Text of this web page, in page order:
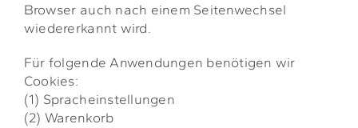
Browser auch nach einem Seitenwechsel
wiedererkannt wird.
Für folgende Anwendungen benötigen wir
Cookies:
(1) Spracheinstellungen
(2) Warenkorb